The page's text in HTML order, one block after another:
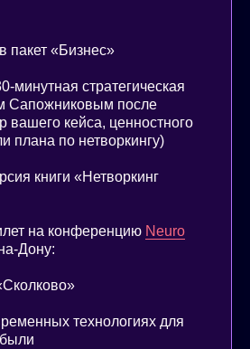
пакет «Бизнес»
минутная стратегическая
Сапожниковым после
вашего кейса, ценностного
плана по нетворкингу)
книги «Нетворкинг
на конференцию Neuro
Дону:
технологиях для